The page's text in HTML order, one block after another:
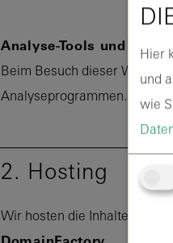
Analyse-Tools und
Beim Besuch dieser
Analyseprogrammen.
2. Hosting
Wir hosten die Inhalte
Hier
und
wie